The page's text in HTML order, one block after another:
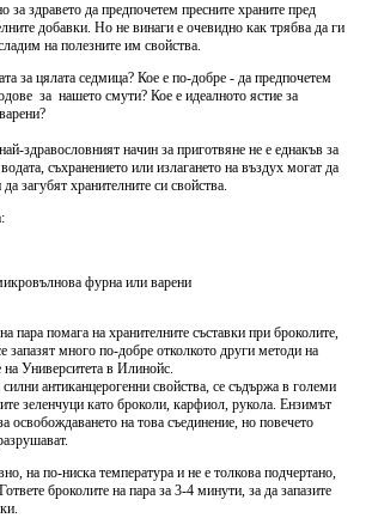
за здравето да предпочетем пресните храните пред
добавки. Но не винаги е очевидно как трябва да ги
на полезните им свойства.
за цялата седмица? Кое е по-добре - да предпочетем
за нашето смути? Кое е идеалното ястие за
здравословният начин за приготвяне не е еднакъв за
съхранението или излагането на въздух могат да
загубят хранителните си свойства.
фурна или варени
пара помага на хранителните съставки при броколите,
запазят много по-добре отколкото други методи на
на Университета в Илинойс.
антиканцерогенни свойства, се съдържа в големи
зеленчуци като броколи, карфиол, рукола. Ензимът
освобождаването на това съединение, но повечето
на по-ниска температура и не е толкова подчертано,
броколите на пара за 3-4 минути, за да запазите